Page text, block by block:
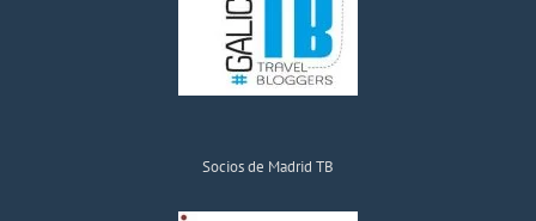
Socios de Madrid TB